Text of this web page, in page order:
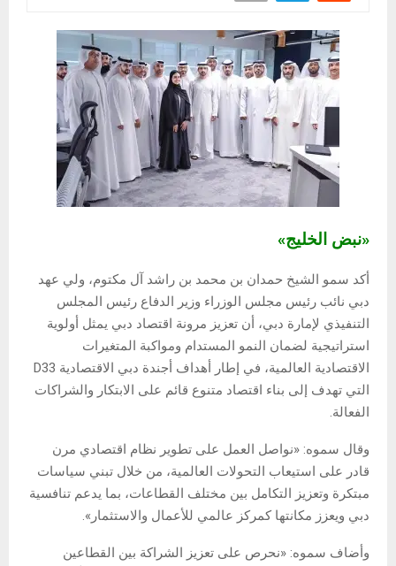
«نبض الخليج»
أكد سمو الشيخ حمدان بن محمد بن راشد آل مكتوم، ولي عهد
دبي نائب رئيس مجلس الوزراء وزير الدفاع رئيس المجلس
التنفيذي لإمارة دبي، أن تعزيز مرونة اقتصاد دبي يمثل أولوية
استراتيجية لضمان النمو المستدام ومواكبة المتغيرات
الاقتصادية العالمية، في إطار أهداف أجندة دبي الاقتصادية D33
التي تهدف إلى بناء اقتصاد متنوع قائم على الابتكار والشراكات
الفعالة.
وقال سموه: «نواصل العمل على تطوير نظام اقتصادي مرن
قادر على استيعاب التحولات العالمية، من خلال تبني سياسات
مبتكرة وتعزيز التكامل بين مختلف القطاعات، بما يدعم تنافسية
دبي ويعزز مكانتها كمركز عالمي للأعمال والاستثمار».
وأضاف سموه: «نحرص على تعزيز الشراكة بين القطاعين